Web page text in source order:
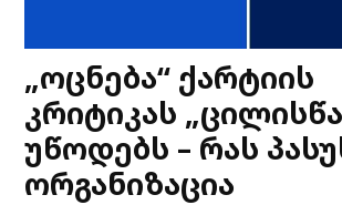
„ოცნება“ ქარტიის
კრიტიკას
უწოდებს – რას
ორგანიზაცია